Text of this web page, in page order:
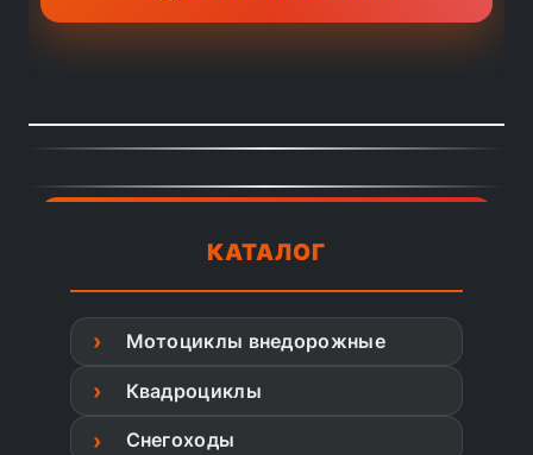
КАТАЛОГ
Мотоциклы внедорожные
Квадроциклы
Снегоходы